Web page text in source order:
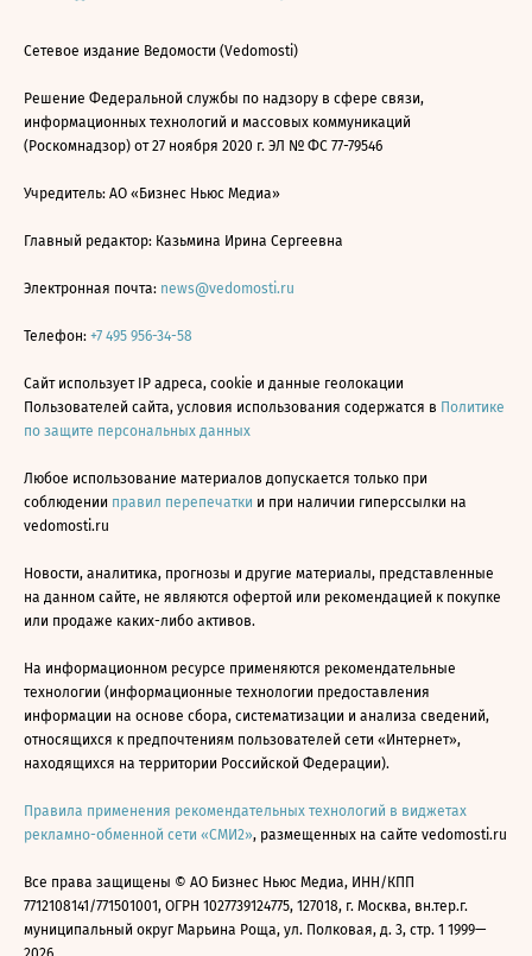
Сетевое издание Ведомости (Vedomosti)
Решение Федеральной службы по надзору в сфере связи,
информационных технологий и массовых коммуникаций
(Роскомнадзор) от 27 ноября 2020 г. ЭЛ № ФС 77-79546
Учредитель: АО «Бизнес Ньюс Медиа»
Главный редактор: Казьмина Ирина Сергеевна
Электронная почта: news@vedomosti.ru
Телефон: +7 495 956-34-58
Сайт использует IP адреса, cookie и данные геолокации
Пользователей сайта, условия использования содержатся в Политике
по защите персональных данных
Любое использование материалов допускается только при
соблюдении правил перепечатки и при наличии гиперссылки на
vedomosti.ru
Новости, аналитика, прогнозы и другие материалы, представленные
на данном сайте, не являются офертой или рекомендацией к покупке
или продаже каких-либо активов.
На информационном ресурсе применяются рекомендательные
технологии (информационные технологии предоставления
информации на основе сбора, систематизации и анализа сведений,
относящихся к предпочтениям пользователей сети «Интернет»,
находящихся на территории Российской Федерации).
Правила применения рекомендательных технологий в виджетах
рекламно-обменной сети «СМИ2», размещенных на сайте vedomosti.ru
Все права защищены © АО Бизнес Ньюс Медиа, ИНН/КПП
7712108141/771501001, ОГРН 1027739124775, 127018, г. Москва, вн.тер.г.
муниципальный округ Марьина Роща, ул. Полковая, д. 3, стр. 1 1999—